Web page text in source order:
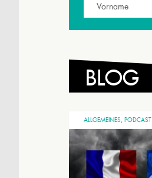
BLOG
ALLGEMEINES, PODCAST